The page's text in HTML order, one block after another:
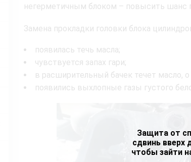
Защита от
сдвинь вверх
чтобы зайти
негерметичным блоком – повысить шанс
Замена прокладки головки блока
появилась течь масла;
чувствуется запах гари;
в расширительный бачек течет масло,
появились выхлопные газы густого